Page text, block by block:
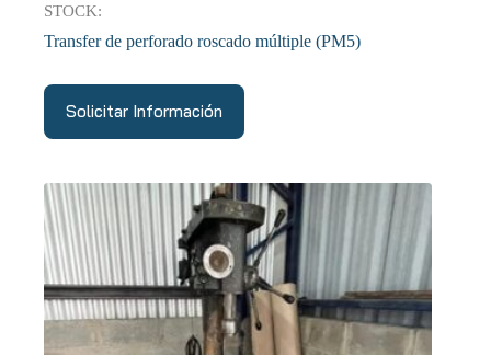
STOCK:
Transfer de perforado roscado múltiple (PM5)
Solicitar Información